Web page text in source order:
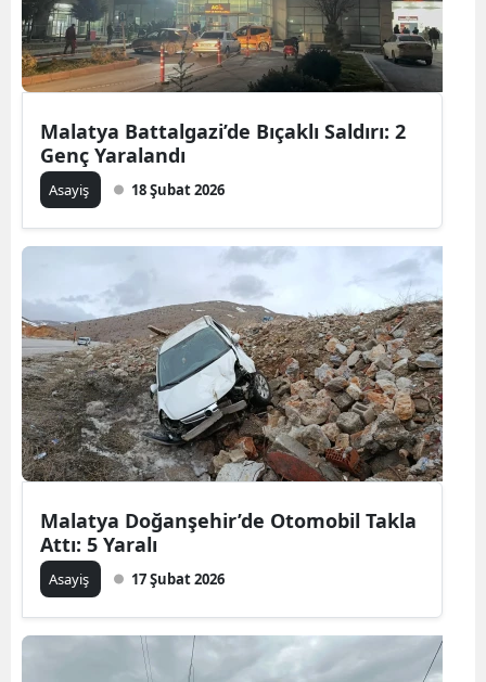
Malatya Battalgazi’de Bıçaklı Saldırı: 2
Genç Yaralandı
Asayiş 18 Şubat 2026
Malatya Doğanşehir’de Otomobil Takla
Attı: 5 Yaralı
Asayiş 17 Şubat 2026